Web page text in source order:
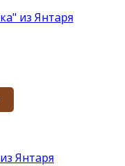
из Янтаря
Янтаря